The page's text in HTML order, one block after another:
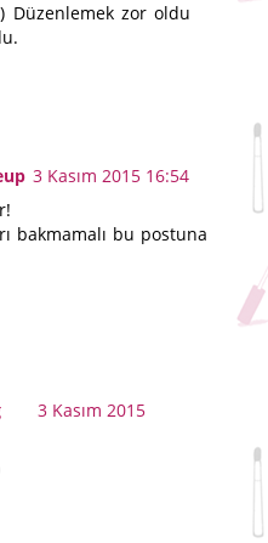
Düzenlemek zor oldu
3 Kasım 2015 16:54
bakmamalı bu postuna
3 Kasım 2015